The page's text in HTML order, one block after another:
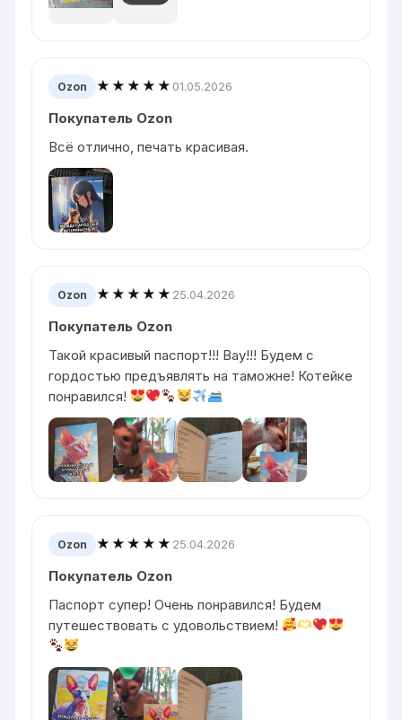
Ozon ★★★★★ 01.05.2026
Покупатель Ozon
Всё отлично, печать красивая.
Ozon ★★★★★ 25.04.2026
Покупатель Ozon
Такой красивый паспорт!!! Вау!!! Будем с
гордостью предъявлять на таможне! Котейке
понравился!
Ozon ★★★★★ 25.04.2026
Покупатель Ozon
Паспорт супер! Очень понравился! Будем
путешествовать с удовольствием!